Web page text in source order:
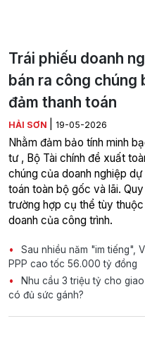
Trái phiếu doanh
bán ra công chúng
đảm thanh toán
HẢI SƠN 19-05-2026
Nhằm đảm bảo tính minh
tư , Bộ Tài chính đề xuất
chúng của doanh nghiệp
toán toàn bộ gốc và lãi.
trường hợp cụ thể tùy
doanh của công trình.
Sau nhiều năm "im tiếng",
PPP cao tốc 56.000 tỷ đồng
Nhu cầu 3 triệu tỷ cho
có đủ sức gánh?